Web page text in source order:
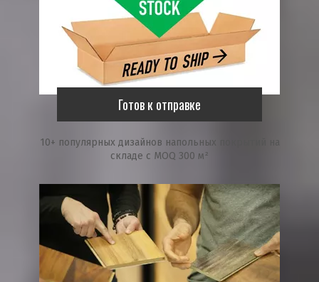
Готов к отправке
10+ популярных дизайнов напольных покрытий на
складе с MOQ 300 м²